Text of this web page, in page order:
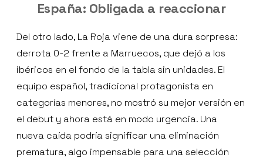
España: Obligada a reaccionar
Del otro lado, La Roja viene de una dura sorpresa:
derrota 0-2 frente a Marruecos, que dejó a los
ibéricos en el fondo de la tabla sin unidades. El
equipo español, tradicional protagonista en
categorías menores, no mostró su mejor versión en
el debut y ahora está en modo urgencia. Una
nueva caída podría significar una eliminación
prematura, algo impensable para una selección